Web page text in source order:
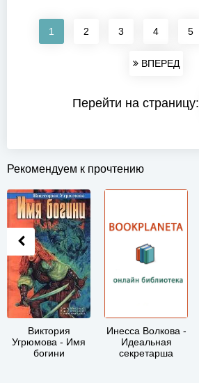
1 2 3 4 5
ВПЕРЕД
Перейти на страницу:
Рекомендуем к прочтению
Виктория
Угрюмова - Имя
богини
Инесса Волкова -
Идеальная
секретарша